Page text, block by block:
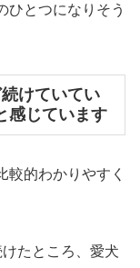
ひとつになりそう
けていてい
感じています
較的わかりやすく
たところ、愛犬